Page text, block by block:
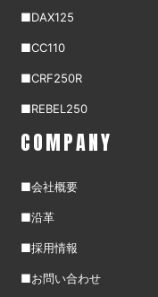
■DAX125
■CC110
■CRF250R
■REBEL250
COMPANY
■会社概要
■沿革
■採用情報
■お問い合わせ